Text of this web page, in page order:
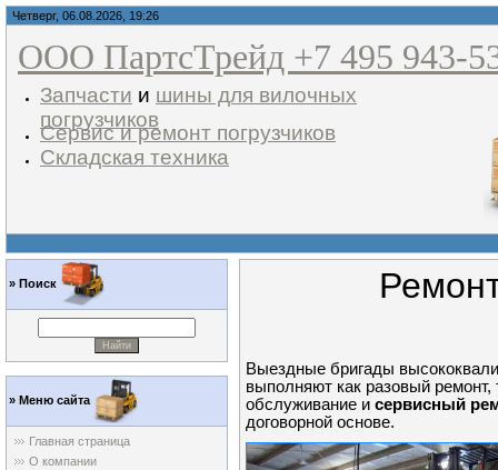
Четверг, 06.08.2026, 19:26
ООО ПартсТрейд +7 495 943-
Запчасти и шины для вилочных
погрузчиков
Сервис и ремонт погрузчиков
Складская техника
» Поиск
» Меню сайта
Главная страница
О компании
Выездные бригады
выполняют как разовый ремонт,
обслуживание и сервисный
договорной основе.